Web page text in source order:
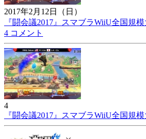
2017年2月12日（日）
『闘会議2017』スマブラWiiU全国規
4 コメント
4
『闘会議2017』スマブラWiiU全国規